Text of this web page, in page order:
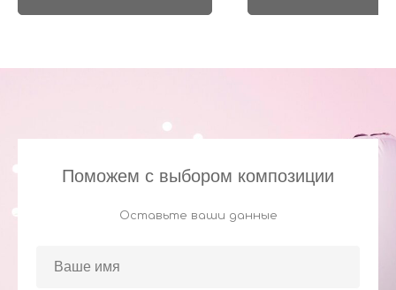
Поможем с выбором композиции
Оставьте ваши данные